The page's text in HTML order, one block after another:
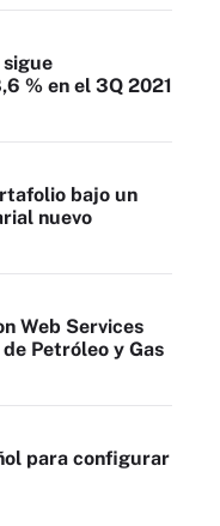
sigue
% en el 3Q 2021
bajo un
nuevo
Web Services
Petróleo y Gas
para configurar